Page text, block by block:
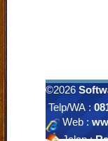
©2026
Telp/WA :
Web :